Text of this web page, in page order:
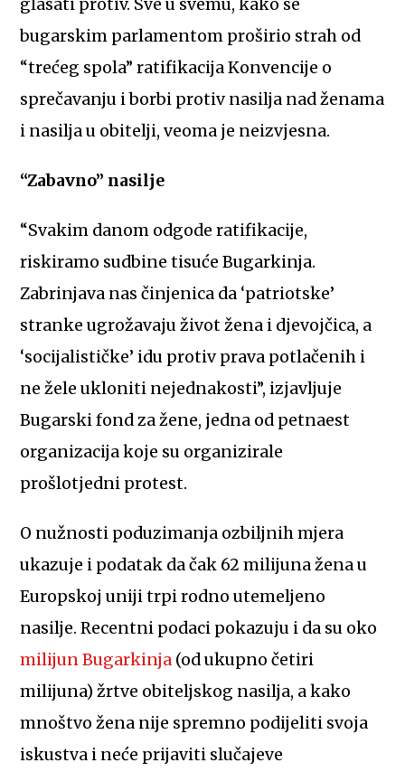
glasati protiv. Sve u svemu, kako se
bugarskim parlamentom proširio strah od
“trećeg spola” ratifikacija Konvencije o
sprečavanju i borbi protiv nasilja nad ženama
i nasilja u obitelji, veoma je neizvjesna.
“Zabavno” nasilje
“Svakim danom odgode ratifikacije,
riskiramo sudbine tisuće Bugarkinja.
Zabrinjava nas činjenica da ‘patriotske’
stranke ugrožavaju život žena i djevojčica, a
‘socijalističke’ idu protiv prava potlačenih i
ne žele ukloniti nejednakosti”, izjavljuje
Bugarski fond za žene, jedna od petnaest
organizacija koje su organizirale
prošlotjedni protest.
O nužnosti poduzimanja ozbiljnih mjera
ukazuje i podatak da čak 62 milijuna žena u
Europskoj uniji trpi rodno utemeljeno
nasilje.Recentni podaci pokazuju i da su oko
milijun Bugarkinja (od ukupno četiri
milijuna) žrtve obiteljskog nasilja, a kako
mnoštvo žena nije spremno podijeliti svoja
iskustva i neće prijaviti slučajeve